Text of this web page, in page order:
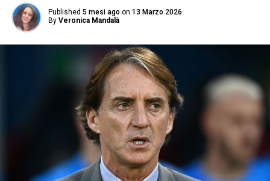
Published 5 mesi ago on 13 Marzo 2026
By Veronica Mandalà